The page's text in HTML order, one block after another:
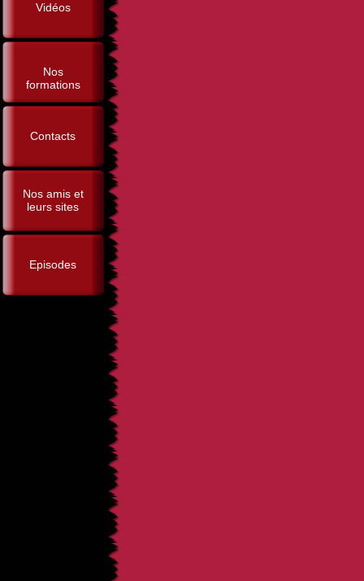
Vidéos
Nos
formations
Contacts
Nos amis et
leurs sites
Episodes